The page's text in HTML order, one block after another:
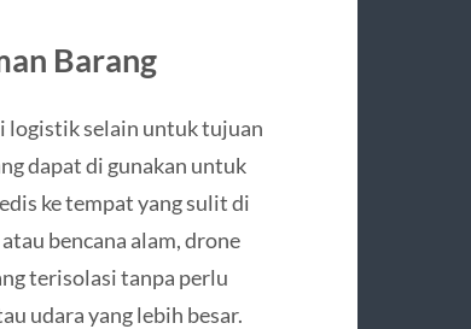
Barang
logistik selain untuk tujuan
dapat di gunakan untuk
ke tempat yang sulit di
bencana alam, drone
terisolasi tanpa perlu
udara yang lebih besar.